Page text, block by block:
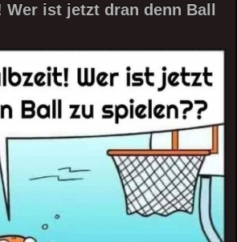
ist jetzt dran denn Ball